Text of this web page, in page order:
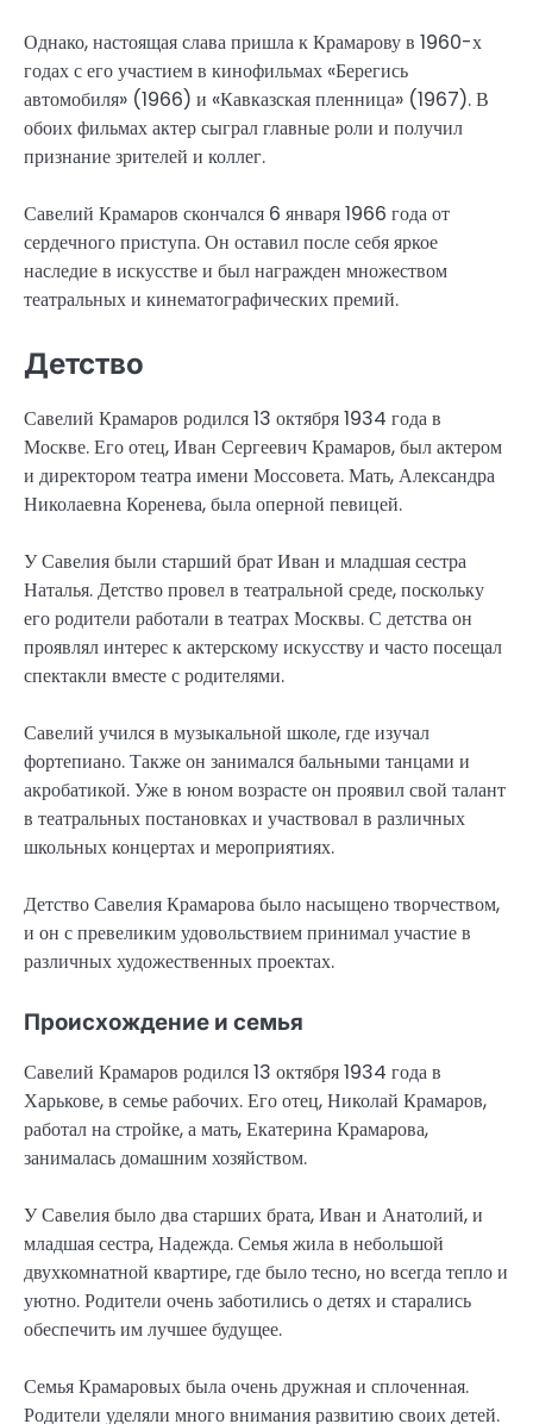
Однако, настоящая слава пришла к Крамарову в 1960-х
годах с его участием в кинофильмах «Берегись
автомобиля» (1966) и «Кавказская пленница» (1967). В
обоих фильмах актер сыграл главные роли и получил
признание зрителей и коллег.
Савелий Крамаров скончался 6 января 1966 года от
сердечного приступа. Он оставил после себя яркое
наследие в искусстве и был награжден множеством
театральных и кинематографических премий.
Детство
Савелий Крамаров родился 13 октября 1934 года в
Москве. Его отец, Иван Сергеевич Крамаров, был актером
и директором театра имени Моссовета. Мать, Александра
Николаевна Коренева, была оперной певицей.
У Савелия были старший брат Иван и младшая сестра
Наталья. Детство провел в театральной среде, поскольку
его родители работали в театрах Москвы. С детства он
проявлял интерес к актерскому искусству и часто посещал
спектакли вместе с родителями.
Савелий учился в музыкальной школе, где изучал
фортепиано. Также он занимался бальными танцами и
акробатикой. Уже в юном возрасте он проявил свой талант
в театральных постановках и участвовал в различных
школьных концертах и мероприятиях.
Детство Савелия Крамарова было насыщено творчеством,
и он с превеликим удовольствием принимал участие в
различных художественных проектах.
Происхождение и семья
Савелий Крамаров родился 13 октября 1934 года в
Харькове, в семье рабочих. Его отец, Николай Крамаров,
работал на стройке, а мать, Екатерина Крамарова,
занималась домашним хозяйством.
У Савелия было два старших брата, Иван и Анатолий, и
младшая сестра, Надежда. Семья жила в небольшой
двухкомнатной квартире, где было тесно, но всегда тепло и
уютно. Родители очень заботились о детях и старались
обеспечить им лучшее будущее.
Семья Крамаровых была очень дружная и сплоченная.
Родители уделяли много внимания развитию своих детей.